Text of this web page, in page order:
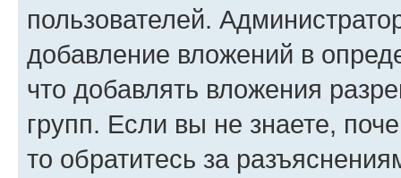
пользователей.
добавление вложений в
что добавлять вложения
групп. Если вы не знаете,
то обратитесь за